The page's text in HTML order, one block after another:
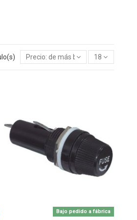
Precio: de más bajo a más alto
18
Bajo pedido a fábrica